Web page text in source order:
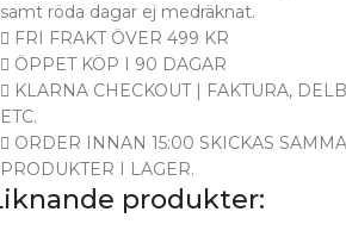
samt röda dagar ej medräknat.
FRI FRAKT ÖVER 499 KR
ÖPPET KÖP I 90 DAGAR
KLARNA CHECKOUT | FAKTURA,
ETC.
ORDER INNAN 15:00 SKICKAS
PRODUKTER I LAGER.
produkter: